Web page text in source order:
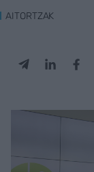
AITORTZAK